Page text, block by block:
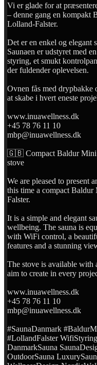
Vi er glade for at
– denne gang en kompakt
Lolland-Falster.
Det er en enkel og
Saunaen er udstyret med
styring, et smukt
der fuldender oplevelsen.
Ovnen fås med drypbakke
at skabe i hvert eneste
www.inuawellness.dk
+45 78 76 11 10
mbp@inuawellness.dk
🇬🇧 Compact Baldur Mini
stove
We are pleased to present
this time a compact
Falster.
It is a simple and elegant
wellbeing. The sauna is
with WiFi control, a
features and a stunning
The stove is available with
aim to create in every
www.inuawellness.dk
+45 78 76 11 10
mbp@inuawellness.dk
#SaunaDanmark
#LollandFalster
DanmarkSauna
OutdoorSauna